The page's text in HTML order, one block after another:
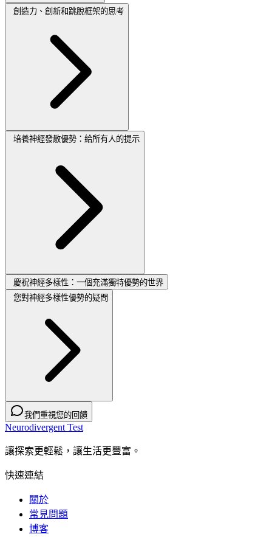
創造力、創新和跳脫框架的思考
培養神經發散優勢：給所有人的提示
慶祝神經多樣性：一個充滿獨特優勢的世界
您對神經多樣性優勢的疑問
我們重視您的回饋
Neurodivergent Test
讓探索更輕鬆，讓生活更豐富。
快速連結
關於
常見問題
博客